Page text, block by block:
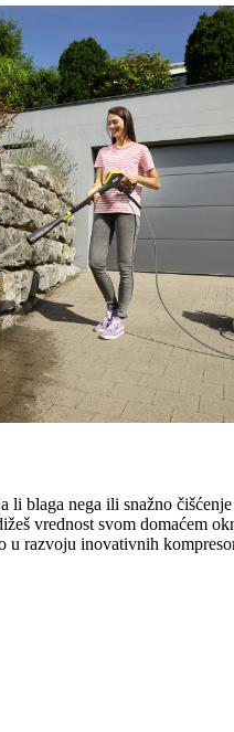
li blaga nega ili snažno
vrednost svom domaćem
u razvoju inovativnih